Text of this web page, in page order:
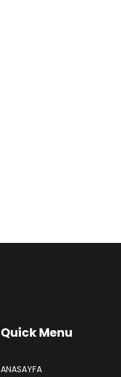
Quick Menu
ANASAYFA